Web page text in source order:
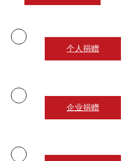
个人捐赠
企业捐赠